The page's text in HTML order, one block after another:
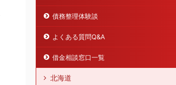
債務整理体験談
よくある質問Q&A
借金相談窓口一覧
北海道